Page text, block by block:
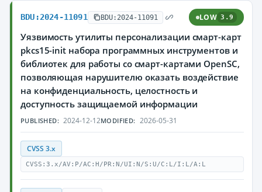
BDU:2024-11091 BDU:2024-11091 LOW 3.9
Уязвимость утилиты персонализации смарт-карт
pkcs15-init набора программных инструментов и
библиотек для работы со смарт-картами OpenSC,
позволяющая нарушителю оказать воздействие
на конфиденциальность, целостность и
доступность защищаемой информации
PUBLISHED: 2024-12-12MODIFIED: 2026-05-31
CVSS 3.x
CVSS:3.x/AV:P/AC:H/PR:N/UI:N/S:U/C:L/I:L/A:L